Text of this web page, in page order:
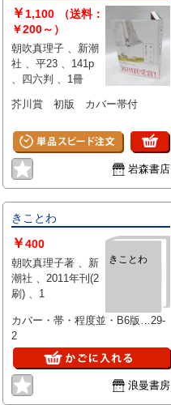
￥ 1,100
（送料：
￥200～）
朝吹真理子 、新潮
社 、平23 、141p
、四六判 、1冊
芥川賞 初版 カバー帯付
岩森書店
きことわ
きことわ
￥400
朝吹真理子著 、新
潮社 、2011年刊(2
刷) 、1
カバー・帯・程度並・B6版…29-
2
浪曼書房